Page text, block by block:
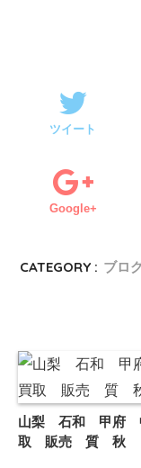
ツイート
Google+
CATEGORY : ブロ
山梨 石和 甲府
取 販売 質 秋